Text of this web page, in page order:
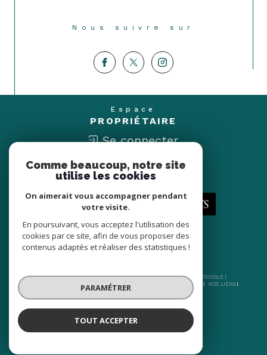
Nous suivre sur
Espace
PROPRIÉTAIRE
Se connecter
Nous
ADHÉRONS
© 2026 | TOUS DROITS RÉSERVÉS | TRADUCTION POWERED BY GOOGLE |
PLAN DU SITE MENTIONS LÉGALES ADMIN
NOS LIENS
POLITIQUE RGPD
Comme beaucoup, notre site
utilise les cookies
On aimerait vous accompagner pendant
votre visite.
En poursuivant, vous acceptez l'utilisation des
cookies par ce site, afin de vous proposer des
contenus adaptés et réaliser des statistiques !
PARAMÉTRER
TOUT ACCEPTER